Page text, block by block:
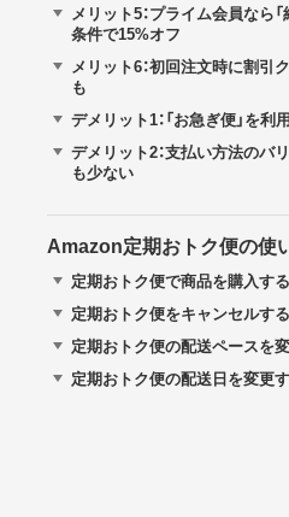
メリット5：プライム会員なら「
条件で15%オフ
メリット6：初回注文時に割引
も
デメリット1：「お急ぎ便」を利
デメリット2：支払い方法のバ
も少ない
Amazon定期おトク便の使
定期おトク便で商品を購入す
定期おトク便をキャンセルす
定期おトク便の配送ペースを
定期おトク便の配送日を変更